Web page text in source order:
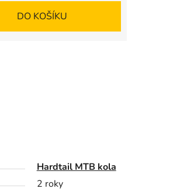
DO KOŠÍKU
Hardtail MTB kola
2 roky